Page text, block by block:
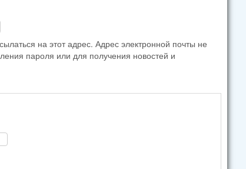
на этот адрес. Адрес электронной почты не
пароля или для получения новостей и